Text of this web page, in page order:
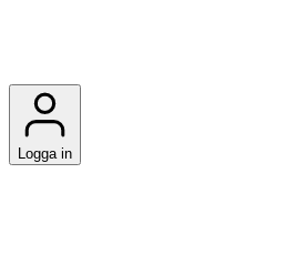
Logga in